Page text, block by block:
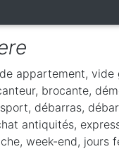
appartement, vide
brocante,
débarras,
antiquités,
week-end, jours